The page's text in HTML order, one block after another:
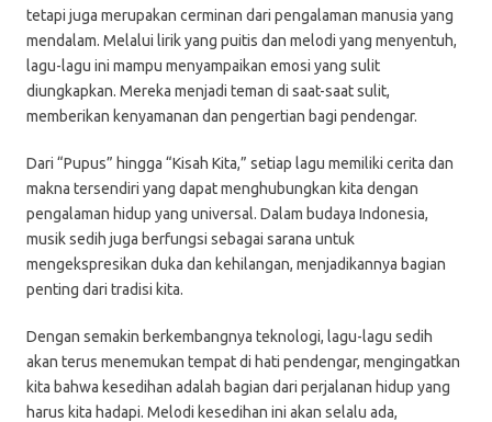
tetapi juga merupakan cerminan dari pengalaman manusia yang
mendalam. Melalui lirik yang puitis dan melodi yang menyentuh,
lagu-lagu ini mampu menyampaikan emosi yang sulit
diungkapkan. Mereka menjadi teman di saat-saat sulit,
memberikan kenyamanan dan pengertian bagi pendengar.
Dari “Pupus” hingga “Kisah Kita,” setiap lagu memiliki cerita dan
makna tersendiri yang dapat menghubungkan kita dengan
pengalaman hidup yang universal. Dalam budaya Indonesia,
musik sedih juga berfungsi sebagai sarana untuk
mengekspresikan duka dan kehilangan, menjadikannya bagian
penting dari tradisi kita.
Dengan semakin berkembangnya teknologi, lagu-lagu sedih
akan terus menemukan tempat di hati pendengar, mengingatkan
kita bahwa kesedihan adalah bagian dari perjalanan hidup yang
harus kita hadapi. Melodi kesedihan ini akan selalu ada,